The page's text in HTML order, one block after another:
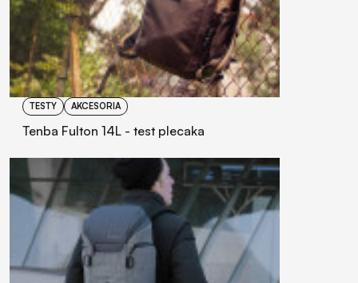
TESTY AKCESORIA
Tenba Fulton 14L - test plecaka